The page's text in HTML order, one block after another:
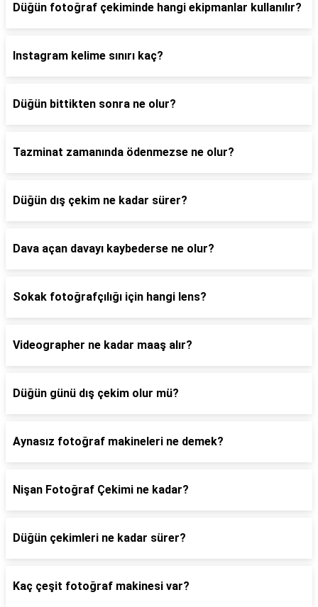
Düğün fotoğraf çekiminde hangi ekipmanlar kullanılır?
Instagram kelime sınırı kaç?
Düğün bittikten sonra ne olur?
Tazminat zamanında ödenmezse ne olur?
Düğün dış çekim ne kadar sürer?
Dava açan davayı kaybederse ne olur?
Sokak fotoğrafçılığı için hangi lens?
Videographer ne kadar maaş alır?
Düğün günü dış çekim olur mü?
Aynasız fotoğraf makineleri ne demek?
Nişan Fotoğraf Çekimi ne kadar?
Düğün çekimleri ne kadar sürer?
Kaç çeşit fotoğraf makinesi var?